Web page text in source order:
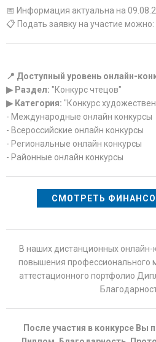
📅 Информация актуальна на
📋 Подать заявку на участие можно:
📍 Доступный уровень онлайн-
▶ Раздел: "Конкурс чтецов"
▶ Категория: "Конкурс
- Международные онлайн конкурсы
- Всероссийские онлайн конкурсы
- Региональные онлайн конкурсы
- Районные онлайн конкурсы
СМОТРЕТЬ
В наших дистанционных онлайн-
повышения профессионального
аттестационного портфолио
После участия в конкурсе Вы